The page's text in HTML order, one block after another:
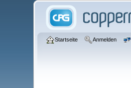
Startseite Anmelden